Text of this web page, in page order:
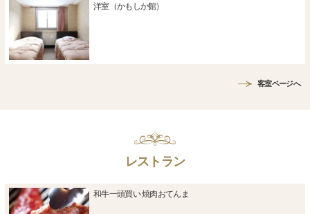
洋室（かもしか館）
客室ページへ
レストラン
和牛一頭買い 焼肉おてんま